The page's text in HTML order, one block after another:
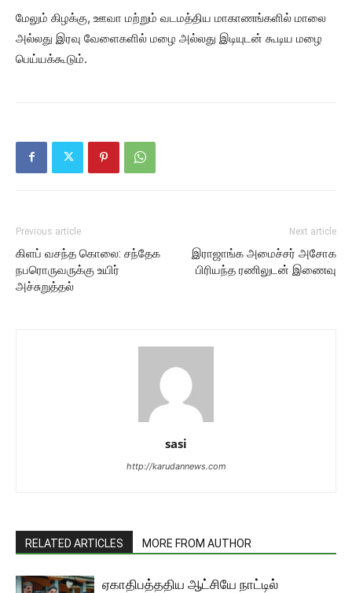
மேலும் கிழக்கு, ஊவா மற்றும் வடமத்திய மாகாணங்களில் மாலை
அல்லது இரவு வேளைகளில் மழை அல்லது இடியுடன் கூடிய மழை
பெய்யக்கூடும்.
Previous article
கிளப் வசந்த கொலை: சந்தேக
நபரொருவருக்கு உயிர்
அச்சுறுத்தல்
Next article
இராஜாங்க அமைச்சர் அசோக
பிரியந்த ரணிலுடன் இணைவு
sasi
http://karudannews.com
RELATED ARTICLES MORE FROM AUTHOR
ஏகாதிபத்ததிய ஆட்சியே நாட்டில்